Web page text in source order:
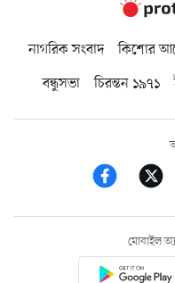
নাগরিক সংবাদ কিশোর
বন্ধুসভা
চিরন্তন ১৯৭১
মোবাইল